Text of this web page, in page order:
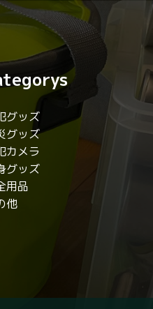
グッズ
グッズ
カメラ
グッズ
用品
他